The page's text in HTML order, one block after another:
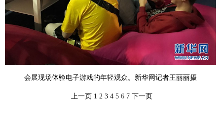
旅游 健康 信息化 数据
公益 军事 无人机
新华电视英文
会展现场体验电子游戏的年轻观众。新华网记者王丽丽摄
上一页 1 2 3 4 5 6 7 下一页